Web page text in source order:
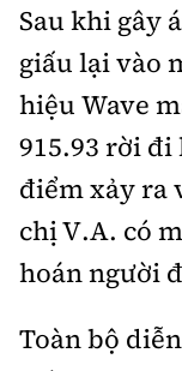
Sau khi gây
giấu lại vào
hiệu Wave
915.93 rời
điểm xảy ra
chị V.A. có
hoán người
Toàn bộ